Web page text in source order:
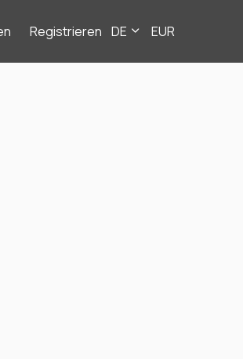
Registrieren DE EUR